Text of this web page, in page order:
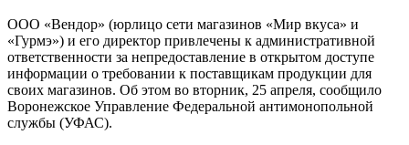
ООО «Вендор» (юрлицо сети магазинов «Мир вкуса» и
«Гурмэ») и его директор привлечены к административной
ответственности за непредоставление в открытом доступе
информации о требовании к поставщикам продукции для
своих магазинов. Об этом во вторник, 25 апреля, сообщило
Воронежское Управление Федеральной антимонопольной
службы (УФАС).